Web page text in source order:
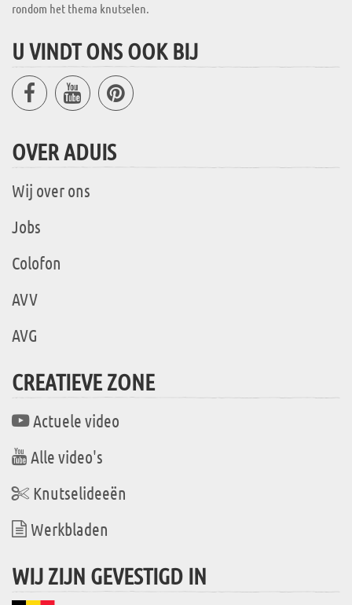
rondom het thema knutselen.
U VINDT ONS OOK BIJ
OVER ADUIS
Wij over ons
Jobs
Colofon
AVV
AVG
CREATIEVE ZONE
Actuele video
Alle video's
Knutselideeën
Werkbladen
WIJ ZIJN GEVESTIGD IN